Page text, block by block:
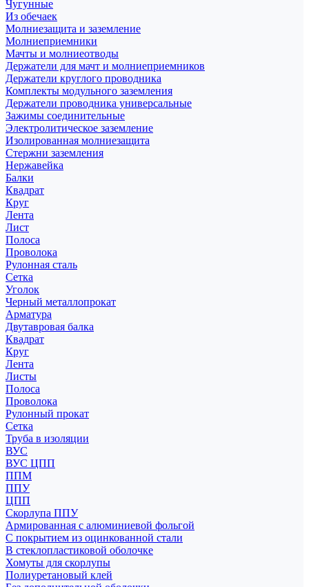
Чугунные
Из обечаек
Молниезащита и заземление
Молниеприемники
Мачты и молниеотводы
Держатели для мачт и молниеприемников
Держатели круглого проводника
Комплекты модульного заземления
Держатели проводника универсальные
Зажимы соединительные
Электролитическое заземление
Изолированная молниезащита
Стержни заземления
Нержавейка
Балки
Квадрат
Круг
Лента
Лист
Полоса
Проволока
Рулонная сталь
Сетка
Уголок
Черный металлопрокат
Арматура
Двутавровая балка
Квадрат
Круг
Лента
Листы
Полоса
Проволока
Рулонный прокат
Сетка
Труба в изоляции
ВУС
ВУС ЦПП
ППМ
ППУ
ЦПП
Скорлупа ППУ
Армированная с алюминиевой фольгой
С покрытием из оцинкованной стали
В стеклопластиковой оболочке
Хомуты для скорлупы
Полиуретановый клей